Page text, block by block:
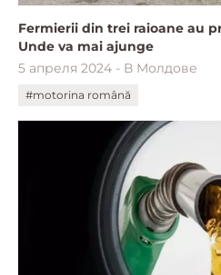
Fermierii din trei raioane au
Unde va mai ajunge
5 апреля 2024 - В Молдове
#motorina română